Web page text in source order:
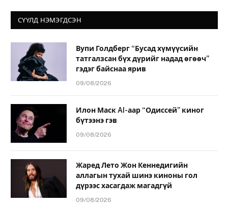
СҮҮЛД НЭМЭГДСЭН
Вупи Голдберг “Бусад хүмүүсийн
татгалзсан бүх дүрийг надад өгөөч”
гэдэг байснаа ярив
09/08/2026
Илон Маск AI-аар “Одиссей” киног
бүтээнэ гэв
09/08/2026
Жаред Лето Жон Кеннедигийн
аллагын тухай шинэ киноны гол
дүрээс хасагдаж магадгүй
09/08/2026